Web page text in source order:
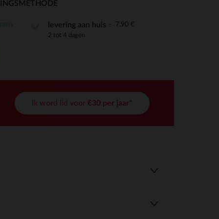
aan te passen en te beheren, en zorgt ervoor dat aan
levering aan huis 7,90 €
2 tot 4 dagen
Ik word lid voor €30 per jaar*